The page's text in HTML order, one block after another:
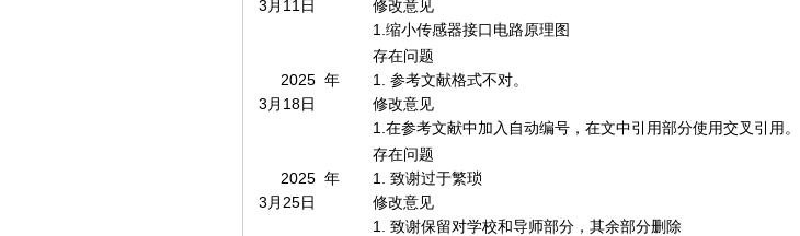
3月11日
修改意见
1.缩小传感器接口电路原理图
2025年
3月18日
存在问题
1. 参考文献格式不对。
修改意见
1.在参考文献中加入自动编号，在文中引用部分使用交叉引用。
2025年
3月25日
存在问题
1. 致谢过于繁琐
修改意见
1. 致谢保留对学校和导师部分，其余部分删除